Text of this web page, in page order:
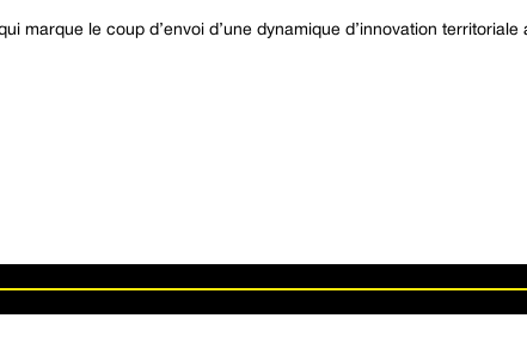
marque le coup d’envoi d’une dynamique d’innovation territoriale